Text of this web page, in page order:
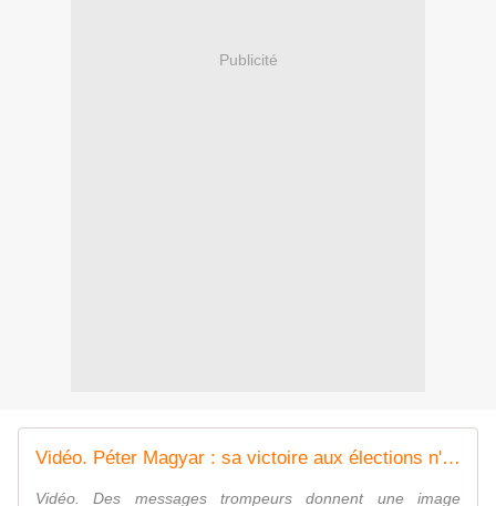
Publicité
Vidéo. Péter Magyar : sa victoire aux élections n'a pas arrêté les fake news
Vidéo. Des messages trompeurs donnent une image